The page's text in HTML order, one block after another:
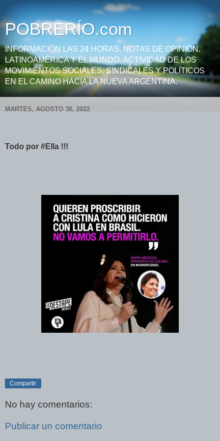
POBRERÍO.com
INFORMACIÓN LAS 24 HORAS. NOTAS DE OPINIÓN.
LATINOAMÉRICA Y EL MUNDO. ACTIVIDAD DE LOS
MOVIMIENTOS SOCIALES, SINDICALES Y POLÍTICOS
EN EL CAMINO HACIA LA NUEVA ARGENTINA.
MARTES, AGOSTO 30, 2022
Todo por #Ella !!!
Compartir
No hay comentarios:
Publicar un comentario